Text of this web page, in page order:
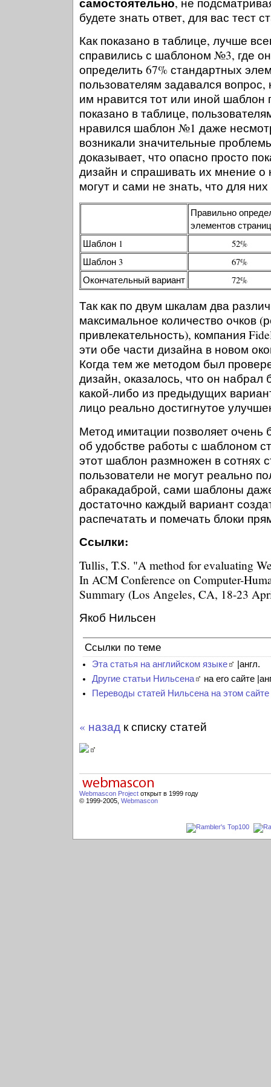
будете знать ответ, для вас тест
Как показано в таблице, лучше
справились с шаблоном №3, где
определить 67% стандартных
пользователям задавался
им нравится тот или иной шаблон
показано в таблице,
нравился шаблон №1 даже
возникали значительные
доказывает, что опасно просто
дизайн и спрашивать их мнение о
могут и сами не знать, что для
Правильно
элементов
Шаблон 1
52%
Шаблон 3
67%
Окончательный вариант
72%
Так как по двум шкалам два
максимальное количество очков
привлекательность), компания
эти обе части дизайна в новом
Когда тем же методом был
дизайн, оказалось, что он набрал
какой-либо из предыдущих
лицо реально достигнутое
Метод имитации позволяет очень
об удобстве работы с шаблоном
этот шаблон размножен в сотнях
пользователи не могут реально
абракадаброй, сами шаблоны
достаточно каждый вариант
распечатать и помечать блоки
Ссылки:
Tullis, T.S. "A method for evaluating
In ACM Conference on Computer-
Summary (Los Angeles, CA, 18-23
Якоб Нильсен
Ссылки по теме
Эта статья на английском языке
|англ.
Другие статьи Нильсена
на его сайте
Переводы статей Нильсена на этом сайте
« назад к списку статей
Webmascon Project открыт в 1999 году
© 1999-2005, Webmascon